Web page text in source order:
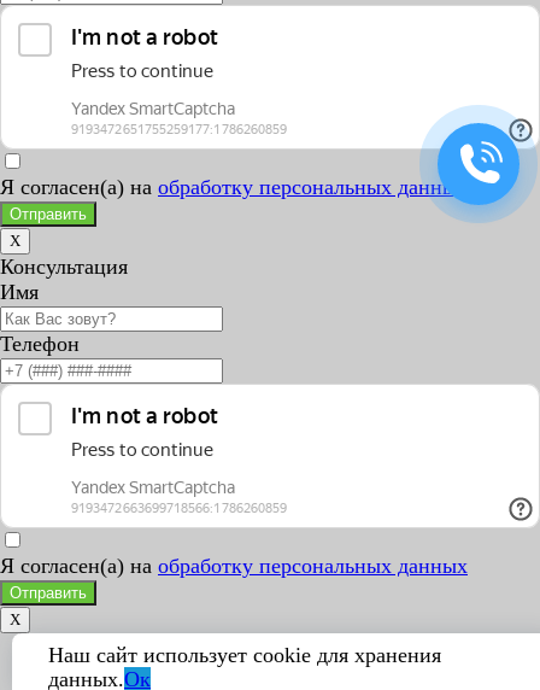
Я согласен(а) на обработку персональных данных
Отправить
X
Консультация
Имя
Телефон
Я согласен(а) на обработку персональных данных
Отправить
X
Наш сайт использует cookie для хранения
данных.Ок